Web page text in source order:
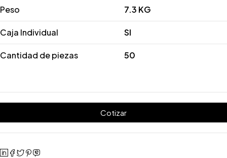
Peso 7.3 KG
Caja Individual SI
Cantidad de piezas 50
Cotizar